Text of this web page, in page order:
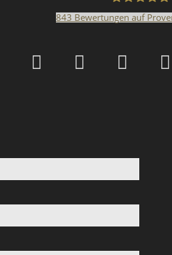
843 Bewertungen auf